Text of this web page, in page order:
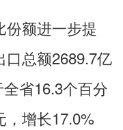
额进一步提
口总额2689.7亿
省16.3个百分
，增长17.0%